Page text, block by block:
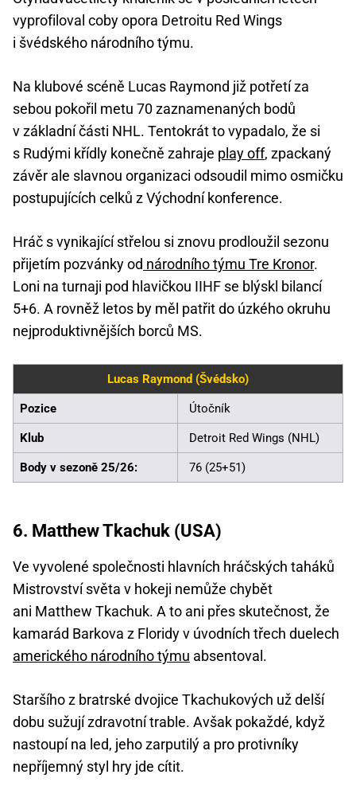
vyprofiloval coby opora Detroitu Red Wings
i švédského národního týmu.
Na klubové scéně Lucas Raymond již potřetí za
sebou pokořil metu 70 zaznamenaných bodů
v základní části NHL. Tentokrát to vypadalo, že si
s Rudými křídly konečně zahraje play off, zpackaný
závěr ale slavnou organizaci odsoudil mimo osmičku
postupujících celků z Východní konference.
Hráč s vynikající střelou si znovu prodloužil sezonu
přijetím pozvánky od národního týmu Tre Kronor.
Loni na turnaji pod hlavičkou IIHF se blýskl bilancí
5+6. A rovněž letos by měl patřit do úzkého okruhu
nejproduktivnějších borců MS.
Lucas Raymond (Švédsko)
Pozice Útočník
Klub Detroit Red Wings (NHL)
Body v sezoně 25/26: 76 (25+51)
6. Matthew Tkachuk (USA)
Ve vyvolené společnosti hlavních hráčských taháků
Mistrovství světa v hokeji nemůže chybět
ani Matthew Tkachuk. A to ani přes skutečnost, že
kamarád Barkova z Floridy v úvodních třech duelech
amerického národního týmu absentoval.
Staršího z bratrské dvojice Tkachukových už delší
dobu sužují zdravotní trable. Avšak pokaždé, když
nastoupí na led, jeho zarputilý a pro protivníky
nepříjemný styl hry jde cítit.